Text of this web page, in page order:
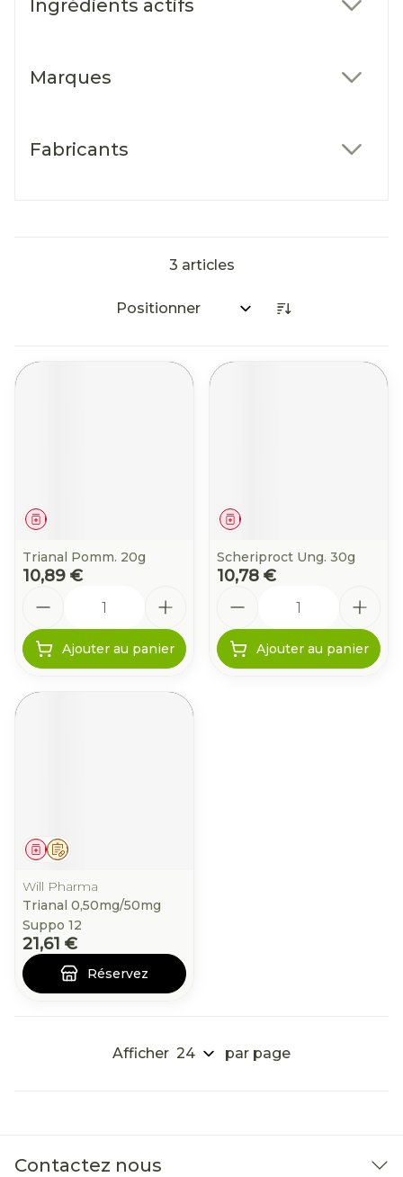
Ingrédients actifs
Marques
Fabricants
3 articles
Trier par:
Médicament
Trianal Pomm. 20g
10,89 €
Ajouter au panier
Médicament
Scheriproct Ung. 30g
10,78 €
Ajouter au panier
Sur prescription
Médicament
Will Pharma
Trianal 0,50mg/50mg
Suppo 12
21,61 €
Réservez
Afficher par page
Contactez nous